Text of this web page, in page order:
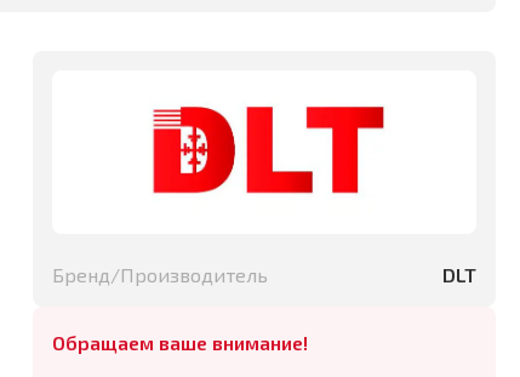
Бренд/Производитель DLT
Обращаем ваше внимание!